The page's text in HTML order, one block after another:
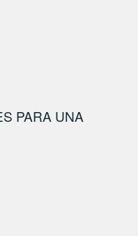
PARA UNA